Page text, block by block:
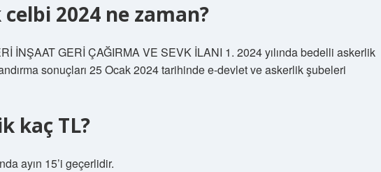
2024 ne zaman?
İNŞAAT GERİ ÇAĞIRMA VE SEVK İLANI 1. 2024 yılında bedelli askerlik
sonuçları 25 Ocak 2024 tarihinde e-devlet ve askerlik şubeleri
kaç TL?
ayın 15’i geçerlidir.